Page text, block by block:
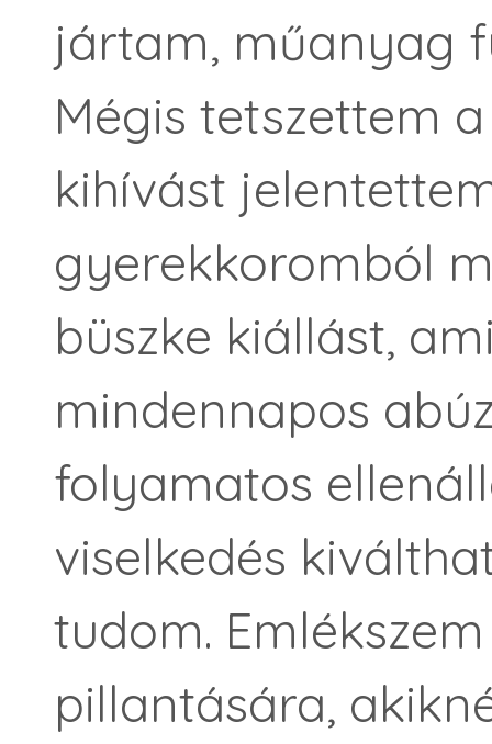
jártam, műanyag
Mégis tetszettem
kihívást
gyerekkoromból
büszke kiállást,
mindennapos
folyamatos
viselkedés
tudom.
pillantására,